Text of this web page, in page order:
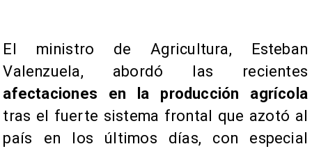
El ministro de Agricultura, Esteban
Valenzuela, abordó las recientes
afectaciones en la producción agrícola
tras el fuerte sistema frontal que azotó al
país en los últimos días, con especial